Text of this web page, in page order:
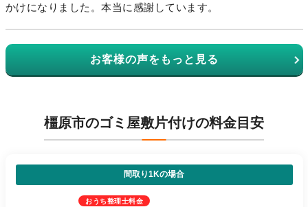
かけになりました。本当に感謝しています。
お客様の声をもっと見る
橿原市のゴミ屋敷片付けの料金目安
間取り1Kの場合
おうち整理士料金